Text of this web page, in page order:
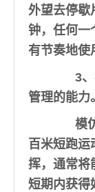
外望去停歇
钟，任何一
有节奏地使
3、模
管理的能力。
模
百米短跑
挥，通常将
短期内获得